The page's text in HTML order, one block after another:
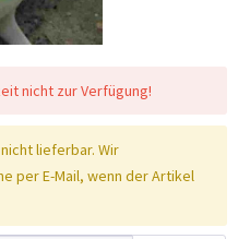
nicht zur Verfügung!
lieferbar. Wir
per E-Mail, wenn der Artikel